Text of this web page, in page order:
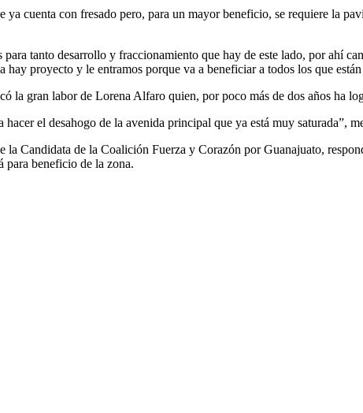
cuenta con fresado pero, para un mayor beneficio, se requiere la
tanto desarrollo y fraccionamiento que hay de este lado, por ahí
proyecto y le entramos porque va a beneficiar a todos los que
la gran labor de Lorena Alfaro quien, por poco más de dos años ha
el desahogo de la avenida principal que ya está muy saturada”,
Candidata de la Coalición Fuerza y Corazón por Guanajuato,
para beneficio de la zona.